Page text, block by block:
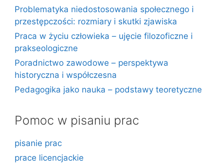
Problematyka niedostosowania społecznego i
przestępczości: rozmiary i skutki zjawiska
Praca w życiu człowieka – ujęcie filozoficzne i
prakseologiczne
Poradnictwo zawodowe – perspektywa
historyczna i współczesna
Pedagogika jako nauka – podstawy teoretyczne
Pomoc w pisaniu prac
pisanie prac
prace licencjackie